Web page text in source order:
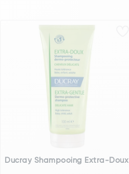
Ducray Shampooing Extra-Doux